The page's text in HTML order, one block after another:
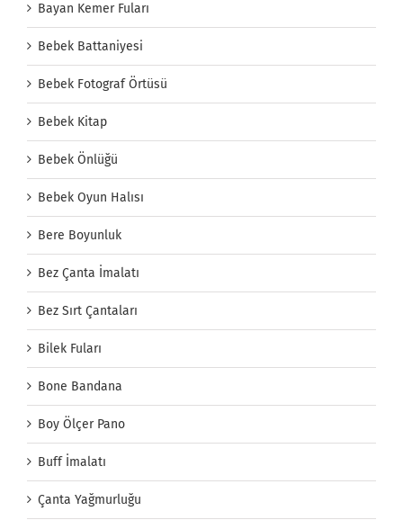
Bayan Kemer Fuları
Bebek Battaniyesi
Bebek Fotograf Örtüsü
Bebek Kitap
Bebek Önlüğü
Bebek Oyun Halısı
Bere Boyunluk
Bez Çanta İmalatı
Bez Sırt Çantaları
Bilek Fuları
Bone Bandana
Boy Ölçer Pano
Buff İmalatı
Çanta Yağmurluğu